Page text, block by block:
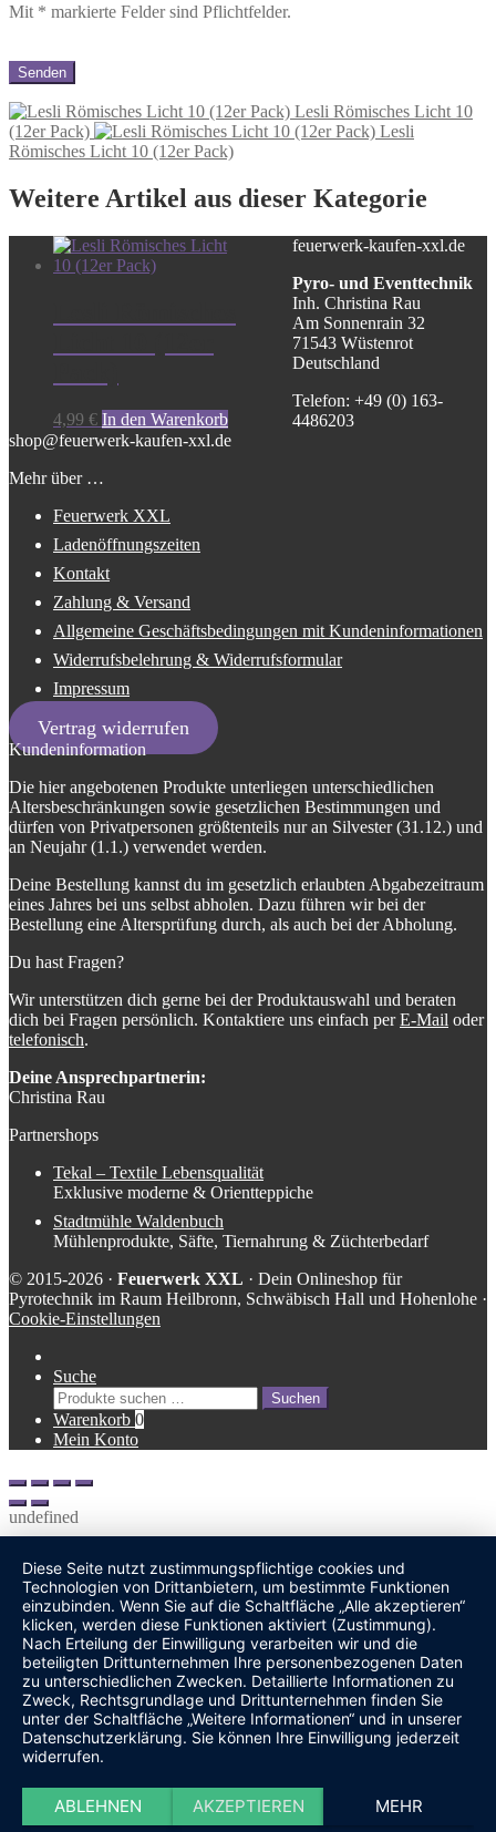
Mit * markierte Felder sind Pflichtfelder.
Lesli Römisches Licht 10
(12er Pack)
Lesli
Römisches Licht 10 (12er Pack)
Weitere Artikel aus dieser Kategorie
4,99 € In den Warenkorb
feuerwerk-kaufen-xxl.de
Pyro- und Eventtechnik
Inh. Christina Rau
Am Sonnenrain 32
71543 Wüstenrot
Deutschland
Telefon: +49 (0) 163-
4486203
shop@feuerwerk-kaufen-xxl.de
Mehr über …
Feuerwerk XXL
Ladenöffnungszeiten
Kontakt
Zahlung & Versand
Allgemeine Geschäftsbedingungen mit Kundeninformationen
Widerrufsbelehrung & Widerrufsformular
Impressum
Vertrag widerrufen
Kundeninformation
Die hier angebotenen Produkte unterliegen unterschiedlichen
Altersbeschränkungen sowie gesetzlichen Bestimmungen und
dürfen von Privatpersonen größtenteils nur an Silvester (31.12.) und
an Neujahr (1.1.) verwendet werden.
Deine Bestellung kannst du im gesetzlich erlaubten Abgabezeitraum
eines Jahres bei uns selbst abholen. Dazu führen wir bei der
Bestellung eine Altersprüfung durch, als auch bei der Abholung.
Du hast Fragen?
Wir unterstützen dich gerne bei der Produktauswahl und beraten
dich bei Fragen persönlich. Kontaktiere uns einfach perE-Mail oder
telefonisch.
Deine Ansprechpartnerin:
Christina Rau
Partnershops
Tekal – Textile Lebensqualität
Exklusive moderne & Orientteppiche
Stadtmühle Waldenbuch
Mühlenprodukte, Säfte, Tiernahrung & Züchterbedarf
© 2015-2026 · Feuerwerk XXL · Dein Onlineshop für
Pyrotechnik im Raum Heilbronn, Schwäbisch Hall und Hohenlohe ·
Cookie-Einstellungen
Suche
Suche
nach:
Suchen
Warenkorb 0
Mein Konto
Diese Seite nutzt zustimmungspflichtige cookies und
Technologien von Drittanbietern, um bestimmte Funktionen
einzubinden. Wenn Sie auf die Schaltfläche „Alle akzeptieren“
klicken, werden diese Funktionen aktiviert (Zustimmung).
Nach Erteilung der Einwilligung verarbeiten wir und die
beteiligten Drittunternehmen Ihre personenbezogenen Daten
zu unterschiedlichen Zwecken. Detaillierte Informationen zu
Zweck, Rechtsgrundlage und Drittunternehmen finden Sie
unter der Schaltfläche „Weitere Informationen“ und in unserer
Datenschutzerklärung. Sie können Ihre Einwilligung jederzeit
widerrufen.
ABLEHNEN AKZEPTIEREN MEHR
undefined